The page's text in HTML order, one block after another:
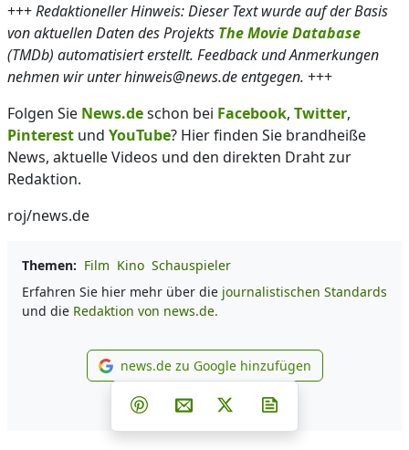
+++Redaktioneller Hinweis: Dieser Text wurde auf der Basis
von aktuellen Daten des Projekts The Movie Database
(TMDb) automatisiert erstellt. Feedback und Anmerkungen
nehmen wir unter hinweis@news.de entgegen. +++
Folgen Sie News.deschon bei Facebook, Twitter,
Pinterest und YouTube? Hier finden Sie brandheiße
News, aktuelle Videos und den direkten Draht zur
Redaktion.
roj/news.de
Themen: Film Kino Schauspieler
Erfahren Sie hier mehr über die journalistischen Standards
und die Redaktion von news.de.
news.de zu Google
news.de zu Google hinzufügen
Teilen auf Facebook
Teilen auf Whatsapp
Teilen auf Telegram
Teilen auf Pinterest
Per E-Mail teilen
Post auf X